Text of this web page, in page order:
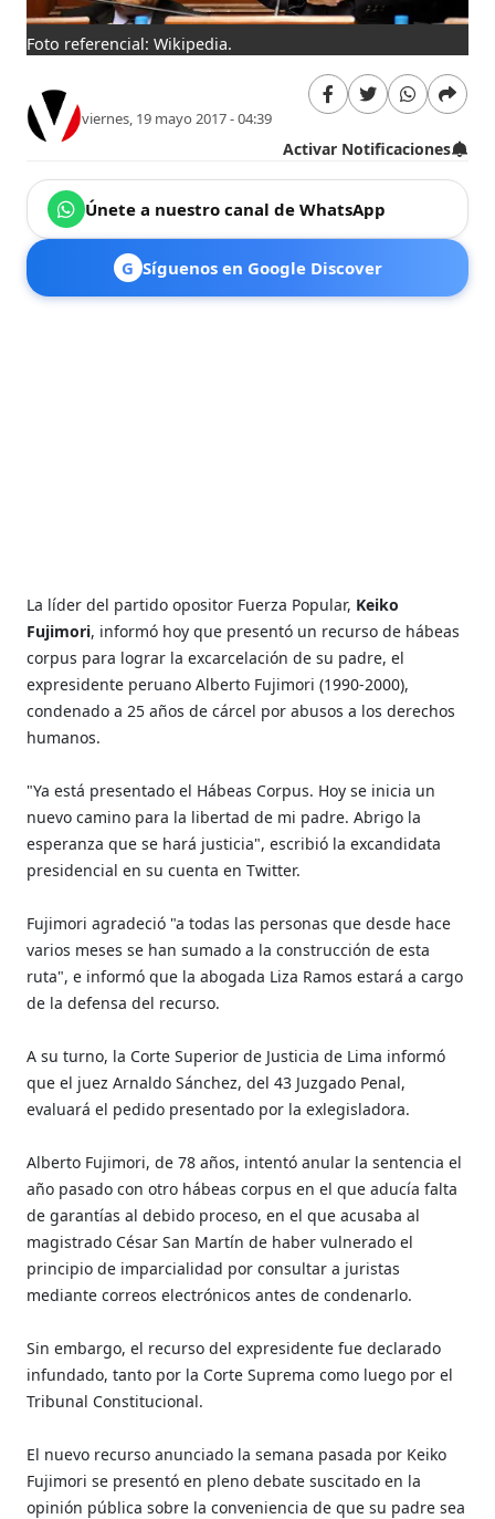
Foto referencial: Wikipedia.
viernes, 19 mayo 2017 - 04:39
Activar Notificaciones
Únete a nuestro canal de WhatsApp
G Síguenos en Google Discover
La líder del partido opositor Fuerza Popular, Keiko
Fujimori, informó hoy que presentó un recurso de hábeas
corpus para lograr la excarcelación de su padre, el
expresidente peruano Alberto Fujimori (1990-2000),
condenado a 25 años de cárcel por abusos a los derechos
humanos.
"Ya está presentado el Hábeas Corpus. Hoy se inicia un
nuevo camino para la libertad de mi padre. Abrigo la
esperanza que se hará justicia", escribió la excandidata
presidencial en su cuenta en Twitter.
Fujimori agradeció "a todas las personas que desde hace
varios meses se han sumado a la construcción de esta
ruta", e informó que la abogada Liza Ramos estará a cargo
de la defensa del recurso.
A su turno, la Corte Superior de Justicia de Lima informó
que el juez Arnaldo Sánchez, del 43 Juzgado Penal,
evaluará el pedido presentado por la exlegisladora.
Alberto Fujimori, de 78 años, intentó anular la sentencia el
año pasado con otro hábeas corpus en el que aducía falta
de garantías al debido proceso, en el que acusaba al
magistrado César San Martín de haber vulnerado el
principio de imparcialidad por consultar a juristas
mediante correos electrónicos antes de condenarlo.
Sin embargo, el recurso del expresidente fue declarado
infundado, tanto por la Corte Suprema como luego por el
Tribunal Constitucional.
El nuevo recurso anunciado la semana pasada por Keiko
Fujimori se presentó en pleno debate suscitado en la
opinión pública sobre la conveniencia de que su padre sea